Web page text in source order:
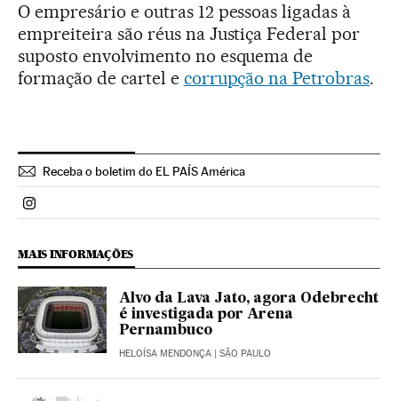
O empresário e outras 12 pessoas ligadas à
empreiteira são réus na Justiça Federal por
suposto envolvimento no esquema de
formação de cartel e corrupção na Petrobras.
Receba o boletim do EL PAÍS América
Politica El País Brasil en Instagram
MAIS INFORMAÇÕES
Alvo da Lava Jato, agora Odebrecht
é investigada por Arena
Pernambuco
HELOÍSA MENDONÇA | SÃO PAULO